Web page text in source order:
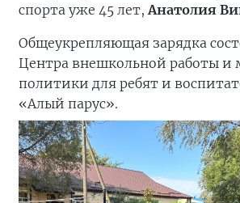
спорта уже 45 лет, Анатолия
Общеукрепляющая зарядка
Центра внешкольной работы и
политики для ребят и
«Алый парус».